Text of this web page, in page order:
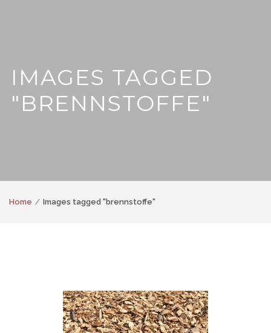
IMAGES TAGGED
"BRENNSTOFFE"
Home Images tagged "brennstoffe"